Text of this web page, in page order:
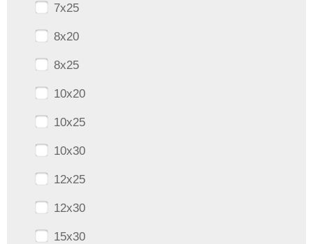
7x25
8x20
8x25
10x20
10x25
10x30
12x25
12x30
15x30